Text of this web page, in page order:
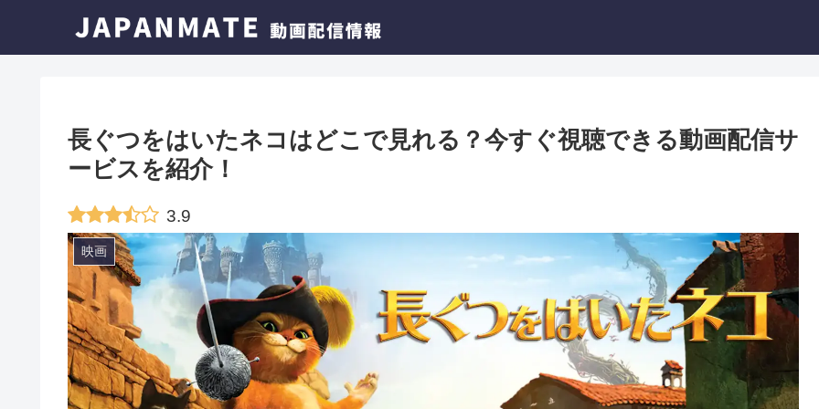
長ぐつをはいたネコはどこで見れる？今すぐ視聴できる動画配信サ
ービスを紹介！
3.9
映画